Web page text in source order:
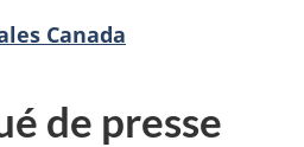
Canada
de presse